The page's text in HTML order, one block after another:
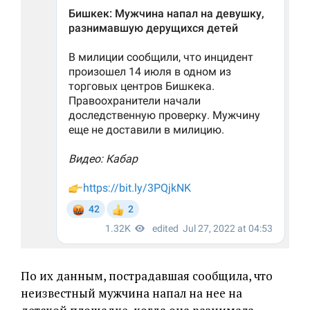
По их данным, пострадавшая сообщила, что
неизвестный мужчина напал на нее на